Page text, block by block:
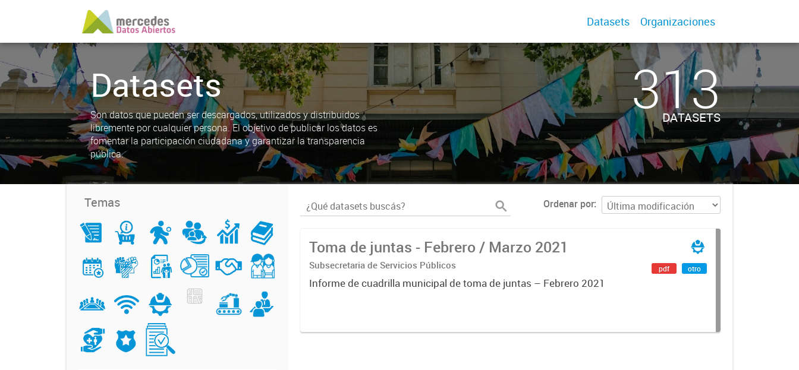
Datasets Organizaciones
Datasets
Son datos que pueden ser descargados, utilizados y distribuidos
libremente por cualquier persona. El objetivo de publicar los datos es
fomentar la participación ciudadana y garantizar la transparencia
pública.
313
DATASETS
Temas Ordenar por
Toma de juntas - Febrero / Marzo 2021
Subsecretaria de Servicios Públicos
Informe de cuadrilla municipal de toma de juntas – Febrero 2021
pdf otro